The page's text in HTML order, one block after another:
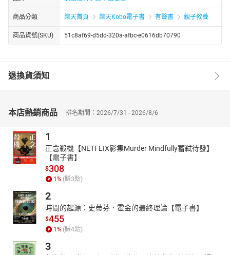
商品分類 樂天首頁 樂天Kobo電子書 有聲書 親子教養
商品貨號(SKU) 51c8af69-d5dd-320a-afbc-e0616db70790
退換貨須知
本店熱銷商品 排名期間：2026/7/31 - 2026/8/6
1
正念殺機【NETFLIX影集Murder Mindfully蓄弒待發】
【電子書】
$308
1% (賺3點)
2
時間的起源：史蒂芬．霍金的最終理論【電子書】
$455
1% (賺4點)
3